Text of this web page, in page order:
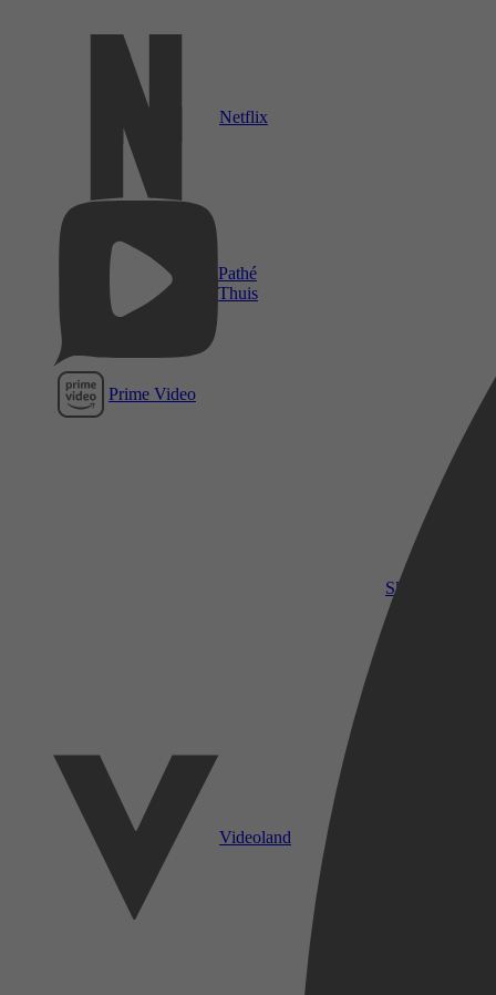
Netflix
Pathé
Thuis
Prime Video
SkyShowtime
Videoland